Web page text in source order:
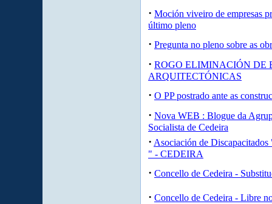
· Moción viveiro de empresas
último pleno
· Pregunta no pleno sobre as
· ROGO ELIMINACIÓN DE
ARQUITECTÓNICAS
· O PP postrado ante as
· Nova WEB : Blogue da
Socialista de Cedeira
· Asociación de Discapacitados
" - CEDEIRA
· Concello de Cedeira -
· Concello de Cedeira - Libre